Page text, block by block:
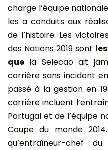
charge l’équipe
les a conduits aux
de l’histoire. Les
des Nations 2019 sont
que la Selecao ait
carrière sans incident
passé à la gestion en
carrière incluent
Portugal et de l’équipe
Coupe du monde
qu’entraîneur-chef